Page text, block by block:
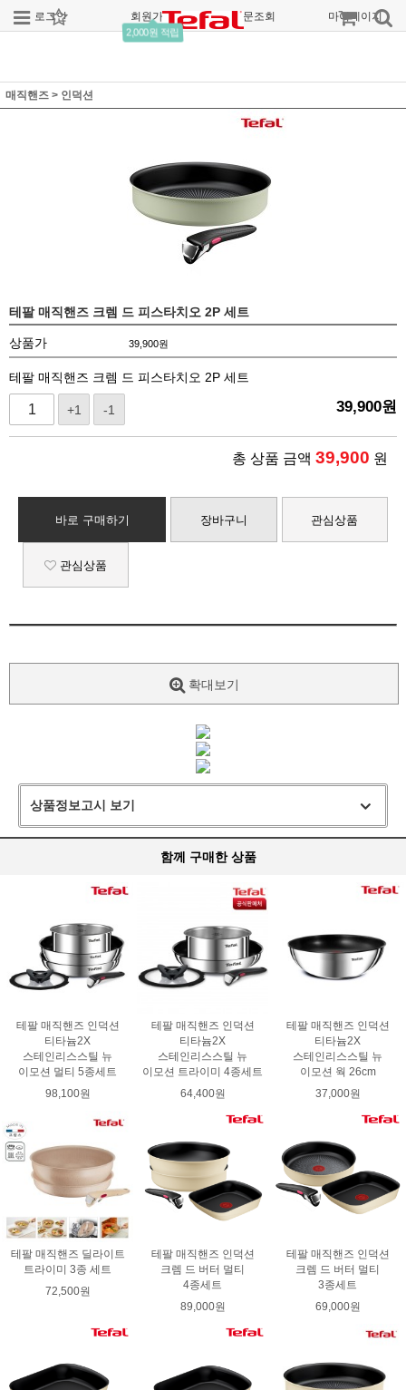
로그인 회원가입
2,000원 적립
주문조회 마이페이지
매직핸즈 > 인덕션
테팔 매직핸즈 크렘 드 피스타치오 2P 세트
상품가 39,900원
테팔 매직핸즈 크렘 드 피스타치오 2P 세트
+1 -1 39,900원
총 상품 금액 39,900 원
바로 구매하기 장바구니 관심상품
관심상품
확대보기
상품정보고시 보기
함께 구매한 상품
테팔 매직핸즈 인덕션
티타늄2X
스테인리스스틸 뉴
이모션 멀티 5종세트
98,100원
테팔 매직핸즈 인덕션
티타늄2X
스테인리스스틸 뉴
이모션 트라이미 4종세트
64,400원
테팔 매직핸즈 인덕션
티타늄2X
스테인리스스틸 뉴
이모션 웍 26cm
37,000원
테팔 매직핸즈 딜라이트
트라이미 3종 세트
72,500원
테팔 매직핸즈 인덕션
크렘 드 버터 멀티
4종세트
89,000원
테팔 매직핸즈 인덕션
크렘 드 버터 멀티
3종세트
69,000원